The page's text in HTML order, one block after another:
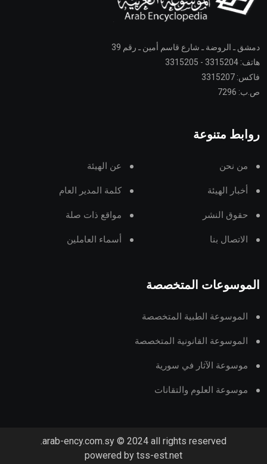
دمشق ـ الروضة ـ شارع قاسم أمين ـ رقم 39
هاتف: 3315204 - 3315205
فاكس: 3315207
ص.ب: 7296
روابط متنوعة
من نحن عن الهيئة
أخبار الهيئة كلمة المدير العام
حقوق النشر مواقع ذات صلة
الاتصال بنا أسماء العاملين
الموسوعات المتخصصة
الموسوعة الطبية المتخصصة
الموسوعة القانونية المتخصصة
موسوعة الآثار في سورية
موسوعة العلوم والتقانات
arab-ency.com.sy © 2024 all rights reserved.
powered by tss-est.net